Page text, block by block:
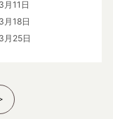
月11日
月18日
月25日